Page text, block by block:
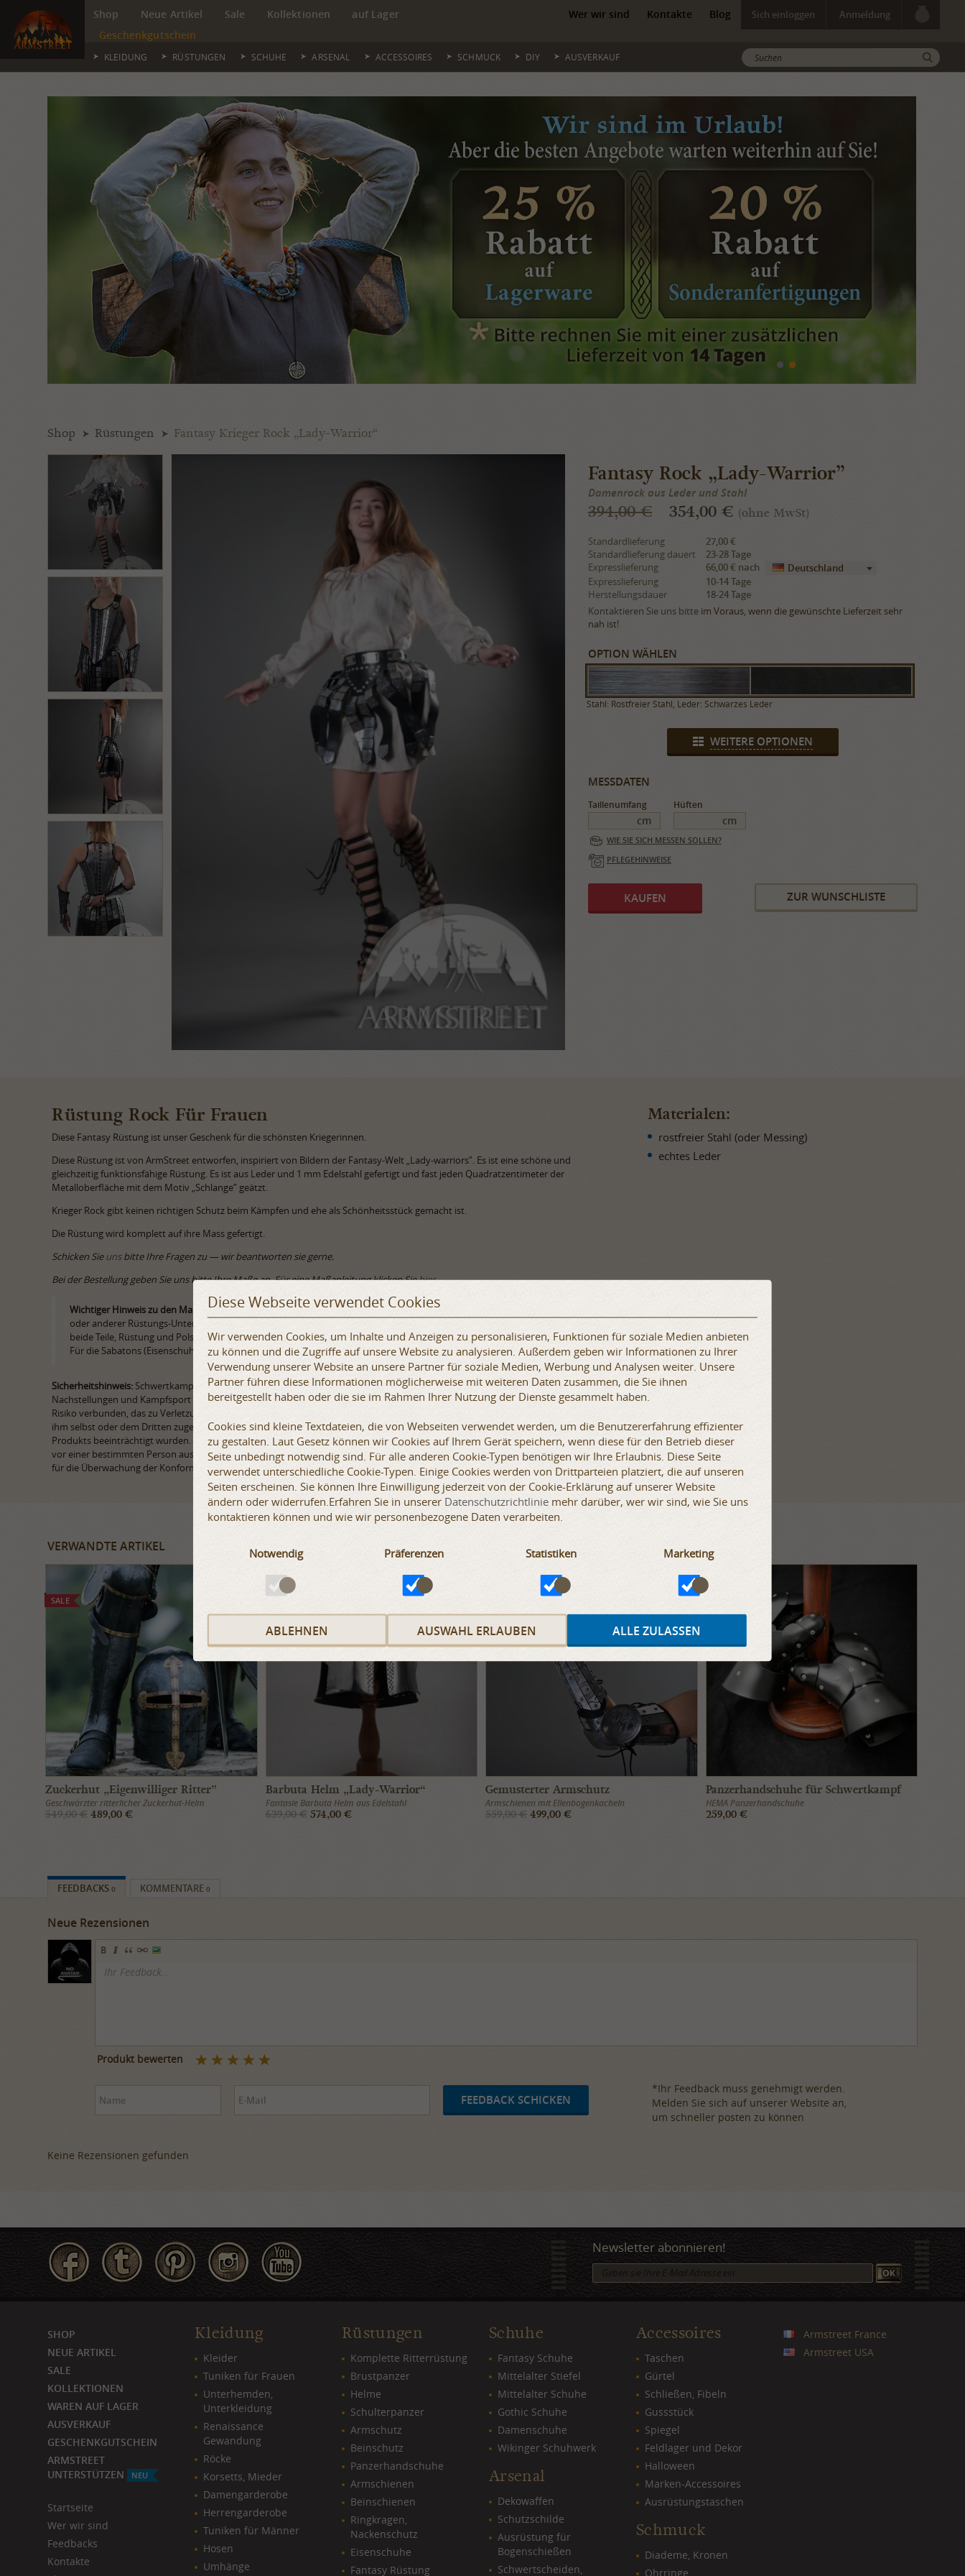
Shop Neue Artikel Sale Kollektionen
auf Lager
Geschenkgutschein
Wer wir sind Kontakte Blog Sich einloggen Anmeldung
KLEIDUNG RÜSTUNGEN SCHUHE ARSENAL ACCESSOIRES SCHMUCK DIY AUSVERKAUF
Shop Rüstungen Fantasy Krieger Rock „Lady-Warrior“
Fantasy Rock „Lady-Warrior”
Damenrock aus Leder und Stahl
394,00 € 354,00 € (ohne MwSt)
Standardlieferung
27,00 €
Standardlieferung dauert
23-28 Tage
Expresslieferung
66,00 € nach
Deutschland
Expresslieferung
10-14 Tage
Herstellungsdauer
18-24 Tage
Kontaktieren Sie uns bitte im Voraus, wenn die gewünschte Lieferzeit sehr
nah ist!
OPTION WÄHLEN
Stahl: Rostfreier Stahl, Leder: Schwarzes Leder
WEITERE OPTIONEN
MESSDATEN
Taillenumfang
cm
Hüften
cm
WIE SIE SICH MESSEN SOLLEN?
PFLEGEHINWEISE
ZUR WUNSCHLISTE
Rüstung Rock Für Frauen
Diese Fantasy Rüstung ist unser Geschenk für die schönsten Kriegerinnen.
Diese Rüstung ist von ArmStreet entworfen, inspiriert von Bildern der Fantasy-Welt „Lady-warriors”. Es ist eine schöne und
gleichzeitig funktionsfähige Rüstung. Es ist aus Leder und 1 mm Edelstahl gefertigt und fast jeden Quadratzentimeter der
Metalloberfläche mit dem Motiv „Schlange” geätzt.
Krieger Rock gibt keinen richtigen Schutz beim Kämpfen und ehe als Schönheitsstück gemacht ist.
Die Rüstung wird komplett auf ihre Mass gefertigt.
Schicken Sieunsbitte Ihre Fragen zu — wir beantworten sie gerne.
Bei der Bestellung geben Sie uns bitte Ihre Maße an. Für eine Maßanleitung klicken Siehier.
Wichtiger Hinweis zu den Maßen:bitte berücksichtigen Sie, dass wir die genaue Größe Ihres Gambesons, der Bekleidung
oder anderer Rüstungs-Unterbekleidung, die Sie zu dieser Rüstung tragen wollen, benötigen. Dies gilt nicht, wenn Sie
beide Teile, Rüstung und Polsterung, bei uns bestellen – in diesem Fall teilen Sie uns bitte Ihre genauen Körpermaße mit.
Für die Sabatons (Eisenschuhe) benötigen wir Ihre genaue Schuhgröße.
Sicherheitshinweis: Schwertkampf und Fechten ist ein gefährlicher Sport. Fechten, historisches Fechten, mittelalterliche
Nachstellungen und Kampfsport sowie andere verwandte Arten von Aktivitäten sind von Natur aus mit einem bestimmten
Risiko verbunden, das zu Verletzungen oder zum Tod führen kann. Das Unternehmen lehnt jegliche Haftung für Schäden ab, die
ihm selbst oder dem Dritten zugefügt wurden, sowie für Material- oder Folgeschäden, die während der Verwendung des
Produkts beeinträchtigt wurden. Wir weisen darauf hin, dass alle Handlungen mit Rüstungen, Waffen oder ihren Bestandteilen
vor einer bestimmten Person ausgeführt werden müssen, die für die Sicherheit des jeweiligen Ereignisses verantwortlich ist und
für die Überwachung der Konformität von Rüstung und Sportwaffen mit den Standards der Veranstaltung akkreditiert ist.
Materialen:
rostfreier Stahl (oder Messing)
echtes Leder
VERWANDTE ARTIKEL
SALE
Zuckerhut „Eigenwilliger Ritter”
Geschwärzter ritterlicher Zuckerhut-Helm
549,00 € 489,00 €
Barbuta Helm „Lady-Warrior“
Fantasie Barbuta Helm aus Edelstahl
639,00 € 574,00 €
Gemusterter Armschutz
Armschienen mit Ellenbogenkacheln
559,00 € 499,00 €
AUF LAGER
Panzerhandschuhe für Schwertkampf
HEMA Panzerhandschuhe
259,00 €
FEEDBACKS 0 KOMMENTARE 0
Neue Rezensionen
Produkt bewerten
*Ihr Feedback muss genehmigt werden.
Melden Sie sich auf unserer Website an,
um schneller posten zu können
Keine Rezensionen gefunden
Newsletter abonnieren!
SHOP
NEUE ARTIKEL
SALE
KOLLEKTIONEN
WAREN AUF LAGER
AUSVERKAUF
GESCHENKGUTSCHEIN
ARMSTREET
UNTERSTÜTZEN
NEU
Startseite
Wer wir sind
Feedbacks
Kontakte
Kleidung
Kleider
Tuniken für Frauen
Unterhemden,
Unterkleidung
Renaissance
Gewandung
Röcke
Korsetts, Mieder
Damengarderobe
Herrengarderobe
Tuniken für Männer
Hosen
Umhänge
Rüstungen
Komplette Ritterrüstung
Brustpanzer
Helme
Schulterpanzer
Armschutz
Beinschutz
Panzerhandschuhe
Armschienen
Beinschienen
Ringkragen,
Nackenschutz
Eisenschuhe
Fantasy Rüstung
Schuhe
Fantasy Schuhe
Mittelalter Stiefel
Mittelalter Schuhe
Gothic Schuhe
Damenschuhe
Wikinger Schuhwerk
Arsenal
Dekowaffen
Schutzschilde
Ausrüstung für
Bogenschießen
Schwertscheiden,
Accessoires
Taschen
Gürtel
Schließen, Fibeln
Gussstück
Spiegel
Feldlager und Dekor
Halloween
Marken-Accessoires
Ausrüstungstaschen
Schmuck
Diademe, Kronen
Ohrringe
Armstreet France
Armstreet USA
Diese Webseite verwendet Cookies
Wir verwenden Cookies, um Inhalte und Anzeigen zu personalisieren, Funktionen für soziale Medien anbieten
zu können und die Zugriffe auf unsere Website zu analysieren. Außerdem geben wir Informationen zu Ihrer
Verwendung unserer Website an unsere Partner für soziale Medien, Werbung und Analysen weiter. Unsere
Partner führen diese Informationen möglicherweise mit weiteren Daten zusammen, die Sie ihnen
bereitgestellt haben oder die sie im Rahmen Ihrer Nutzung der Dienste gesammelt haben.
Cookies sind kleine Textdateien, die von Webseiten verwendet werden, um die Benutzererfahrung effizienter
zu gestalten. Laut Gesetz können wir Cookies auf Ihrem Gerät speichern, wenn diese für den Betrieb dieser
Seite unbedingt notwendig sind. Für alle anderen Cookie-Typen benötigen wir Ihre Erlaubnis. Diese Seite
verwendet unterschiedliche Cookie-Typen. Einige Cookies werden von Drittparteien platziert, die auf unseren
Seiten erscheinen. Sie können Ihre Einwilligung jederzeit von der Cookie-Erklärung auf unserer Website
ändern oder widerrufen.Erfahren Sie in unserer Datenschutzrichtliniemehr darüber, wer wir sind, wie Sie uns
kontaktieren können und wie wir personenbezogene Daten verarbeiten.
Notwendig Präferenzen Statistiken Marketing
ABLEHNEN AUSWAHL ERLAUBEN ALLE ZULASSEN